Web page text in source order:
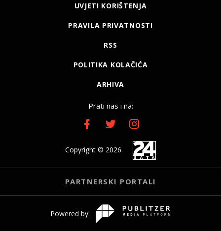
UVJETI KORIŠTENJA
PRAVILA PRIVATNOSTI
RSS
POLITIKA KOLAČIĆA
ARHIVA
Prati nas i na:
Copyright © 2026.
PARTNERSKI PORTALI
Powered by: